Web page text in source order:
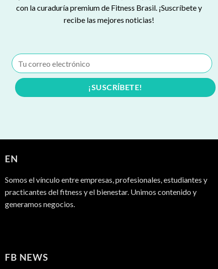
con la curaduría premium de Fitness Brasil. ¡Suscríbete y
recibe las mejores noticias!
EN
Somos el vínculo entre empresas, profesionales, estudiantes y
practicantes del fitness y el bienestar. Unimos contenido y
generamos negocios.
FB NEWS